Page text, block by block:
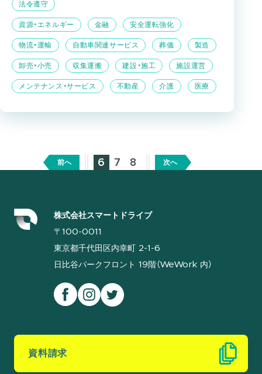
メンテナンス・サービス 不動産 介護 医療
卸売・小売 収集運搬 建設・施工 施設運営
物流・運輸 自動車関連サービス 葬儀 製造
資源・エネルギー 金融 安全運転強化
法令遵守
前へ 6 7 8 次へ
株式会社スマートドライブ
〒100-0011
東京都千代田区内幸町 2-1-6
日比谷パークフロント 19階（WeWork 内）
資料請求